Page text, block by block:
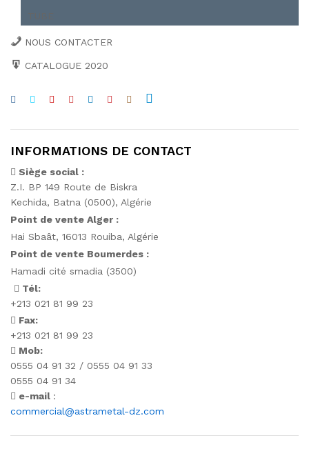
NOUS CONTACTER
CATALOGUE 2020
INFORMATIONS DE CONTACT
Siège social :
Z.I. BP 149 Route de Biskra
Kechida, Batna (0500), Algérie
Point de vente Alger :
Hai Sbaât, 16013 Rouiba, Algérie
Point de vente Boumerdes :
Hamadi cité smadia (3500)
Tél:
+213 021 81 99 23
Fax:
+213 021 81 99 23
Mob:
0555 04 91 32 / 0555 04 91 33
0555 04 91 34
e-mail :
commercial@astrametal-dz.com